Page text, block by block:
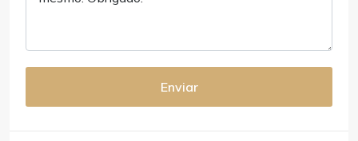
Enviar